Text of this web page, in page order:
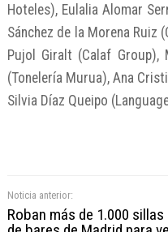
Hoteles), Eulalia Alomar
Sánchez de la Morena Ruiz
Pujol Giralt (Calaf Group),
(Tonelería Murua), Ana
Silvia Díaz Queipo
Noticia anterior:
Roban más de 1.000